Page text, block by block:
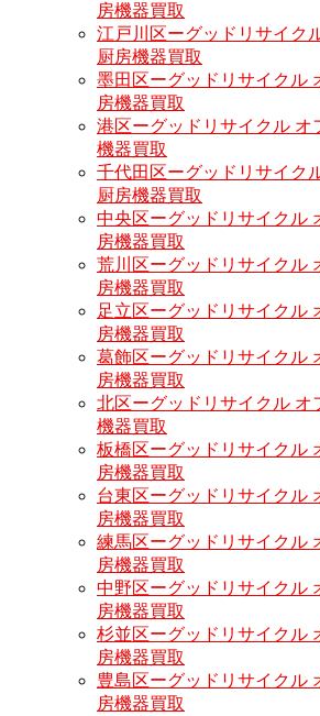
房機器買取
江戸川区ーグッドリサイク
厨房機器買取
墨田区ーグッドリサイクル
房機器買取
港区ーグッドリサイクル オ
機器買取
千代田区ーグッドリサイク
厨房機器買取
中央区ーグッドリサイクル
房機器買取
荒川区ーグッドリサイクル
房機器買取
足立区ーグッドリサイクル
房機器買取
葛飾区ーグッドリサイクル
房機器買取
北区ーグッドリサイクル オ
機器買取
板橋区ーグッドリサイクル
房機器買取
台東区ーグッドリサイクル
房機器買取
練馬区ーグッドリサイクル
房機器買取
中野区ーグッドリサイクル
房機器買取
杉並区ーグッドリサイクル
房機器買取
豊島区ーグッドリサイクル
房機器買取